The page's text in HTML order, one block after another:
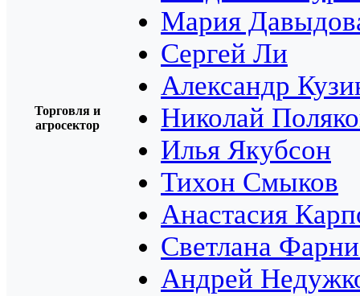
Торговля и
агросектор
Мария
Сергей Ли
Александр
Николай
Илья Якубсон
Тихон Смыков
Анастасия
Светлана
Андрей